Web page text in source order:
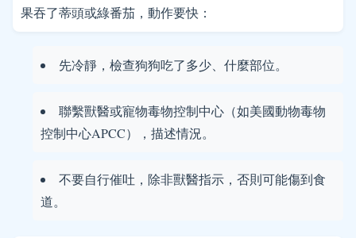
果吞了蒂頭或綠番茄，動作要快：
先冷靜，檢查狗狗吃了多少、什麼部位。
聯繫獸醫或寵物毒物控制中心（如美國動物毒物
控制中心APCC），描述情況。
不要自行催吐，除非獸醫指示，否則可能傷到食
道。